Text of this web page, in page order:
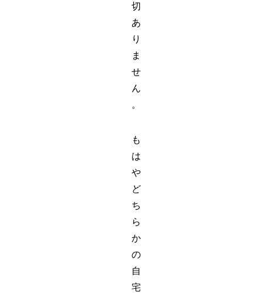
切
あ
り
ま
せ
ん
。
も
は
や
ど
ち
ら
か
の
自
宅